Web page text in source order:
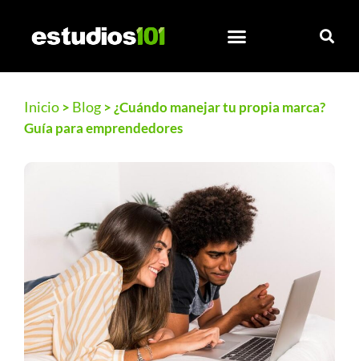
Inicio > Blog >¿Cuándo manejar tu propia marca?
Guía para emprendedores